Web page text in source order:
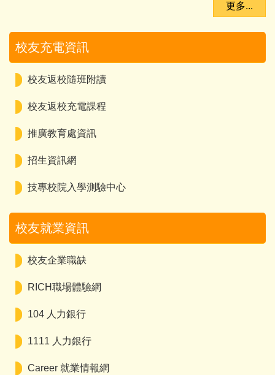
更多...
校友充電資訊
校友返校隨班附讀
校友返校充電課程
推廣教育處資訊
招生資訊網
技專校院入學測驗中心
校友就業資訊
校友企業職缺
RICH職場體驗網
104 人力銀行
1111 人力銀行
Career 就業情報網